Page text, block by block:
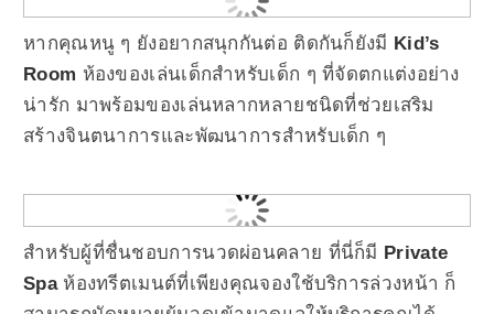
หากคุณหนู ๆ ยังอยากสนุกกันต่อ ติดกันก็ยังมี Kid’s
Room ห้องของเล่นเด็กสำหรับเด็ก ๆ ที่จัดตกแต่งอย่าง
น่ารัก มาพร้อมของเล่นหลากหลายชนิดที่ช่วยเสริม
สร้างจินตนาการและพัฒนาการสำหรับเด็ก ๆ
สำหรับผู้ที่ชื่นชอบการนวดผ่อนคลาย ที่นี่ก็มี Private
Spaห้องทรีตเมนต์ที่เพียงคุณจองใช้บริการล่วงหน้า ก็